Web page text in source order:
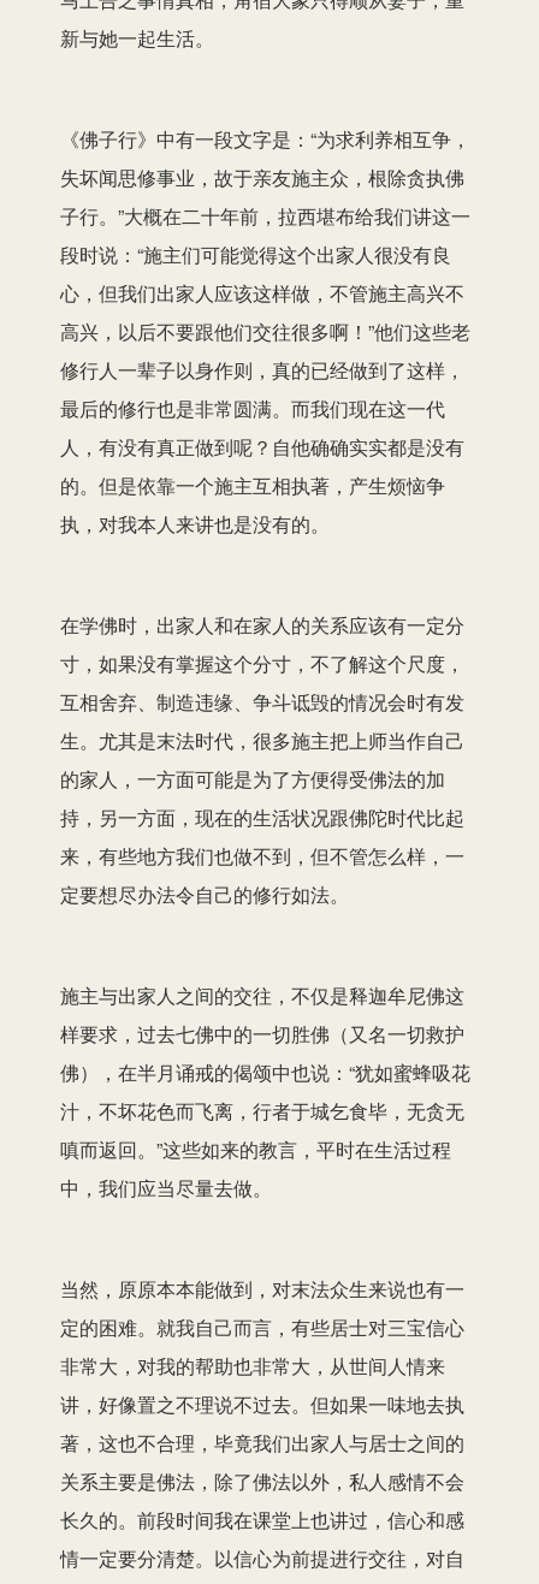
新与她一起生活。
《佛子行》中有一段文字是：“为求利养相互争，
失坏闻思修事业，故于亲友施主众，根除贪执佛
子行。”大概在二十年前，拉西堪布给我们讲这一
段时说：“施主们可能觉得这个出家人很没有良
心，但我们出家人应该这样做，不管施主高兴不
高兴，以后不要跟他们交往很多啊！”他们这些老
修行人一辈子以身作则，真的已经做到了这样，
最后的修行也是非常圆满。而我们现在这一代
人，有没有真正做到呢？自他确确实实都是没有
的。但是依靠一个施主互相执著，产生烦恼争
执，对我本人来讲也是没有的。
在学佛时，出家人和在家人的关系应该有一定分
寸，如果没有掌握这个分寸，不了解这个尺度，
互相舍弃、制造违缘、争斗诋毁的情况会时有发
生。尤其是末法时代，很多施主把上师当作自己
的家人，一方面可能是为了方便得受佛法的加
持，另一方面，现在的生活状况跟佛陀时代比起
来，有些地方我们也做不到，但不管怎么样，一
定要想尽办法令自己的修行如法。
施主与出家人之间的交往，不仅是释迦牟尼佛这
样要求，过去七佛中的一切胜佛（又名一切救护
佛），在半月诵戒的偈颂中也说：“犹如蜜蜂吸花
汁，不坏花色而飞离，行者于城乞食毕，无贪无
嗔而返回。”这些如来的教言，平时在生活过程
中，我们应当尽量去做。
当然，原原本本能做到，对末法众生来说也有一
定的困难。就我自己而言，有些居士对三宝信心
非常大，对我的帮助也非常大，从世间人情来
讲，好像置之不理说不过去。但如果一味地去执
著，这也不合理，毕竟我们出家人与居士之间的
关系主要是佛法，除了佛法以外，私人感情不会
长久的。前段时间我在课堂上也讲过，信心和感
情一定要分清楚。以信心为前提进行交往，对自